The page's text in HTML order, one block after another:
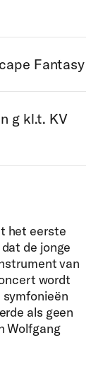
Fantasy
g kl.t. KV
het eerste
de jonge
van
wordt
als geen
Wolfgang